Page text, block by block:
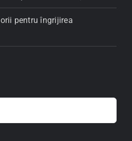
pentru îngrijirea